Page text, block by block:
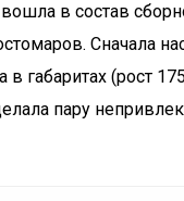
в состав
Сначала
габаритах (рост
пару